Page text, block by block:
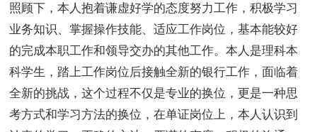
照顾下，本人抱着谦虚好学的态度努力工作，积极学习
业务知识、掌握操作技能、适应工作岗位，基本能较好
的完成本职工作和领导交办的其他工作。本人是理科本
科学生，踏上工作岗位后接触全新的银行工作，面临着
全新的挑战，这个过程不仅是专业的换位，更是一种思
考方式和学习方法的换位，在单证岗位上，本人认识到